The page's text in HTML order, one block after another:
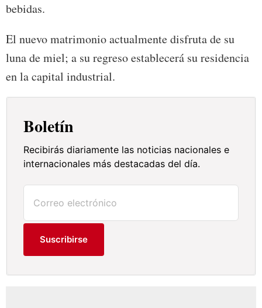
bebidas.
El nuevo matrimonio actualmente disfruta de su
luna de miel; a su regreso establecerá su residencia
en la capital industrial.
Boletín
Recibirás diariamente las noticias nacionales e
internacionales más destacadas del día.
Suscribirse